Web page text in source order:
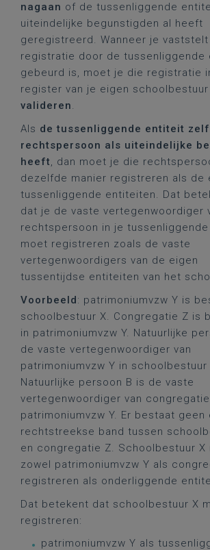
nagaan of de tussenliggende
uiteindelijke begunstigden al heeft
geregistreerd. Wanneer je
registratie door de tussenliggende
gebeurd is, moet je die registratie
register van je eigen schoolbestuur
valideren.
Als de tussenliggende entiteit
rechtspersoon als uiteindelijke
heeft, dan moet je die
dezelfde manier registreren als de
tussenliggende entiteiten. Dat
dat je de vaste vertegenwoordiger
rechtspersoon in je
moet registreren zoals de vaste
vertegenwoordigers van de eigen
tussentijdse entiteiten van het
Voorbeeld: patrimoniumvzw Y is
schoolbestuur X. Congregatie Z is
in patrimoniumvzw Y. Natuurlijke
de vaste vertegenwoordiger van
patrimoniumvzw Y in schoolbestuur
Natuurlijke persoon B is de vaste
vertegenwoordiger van
patrimoniumvzw Y. Er bestaat geen
rechtstreekse band tussen
en congregatie Z. Schoolbestuur X
zowel patrimoniumvzw Y als
registreren als onderliggende
Dat betekent dat schoolbestuur X
registreren:
patrimoniumvzw Y als